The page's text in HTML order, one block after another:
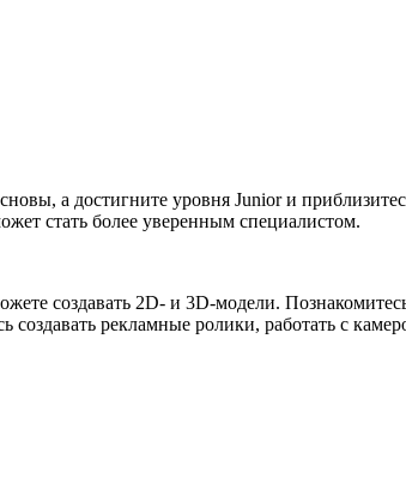
а достигните уровня Junior и
стать более уверенным специалистом.
создавать 2D- и 3D-модели.
рекламные ролики, работать с